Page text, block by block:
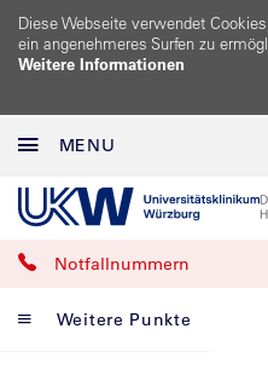
Diese Webseite verwendet
ein angenehmeres Surfen zu
Weitere Informationen
MENU
Notfallnummern
Weitere Punkte